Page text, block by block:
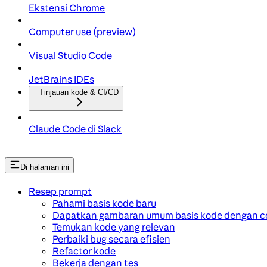
Ekstensi Chrome
Computer use (preview)
Visual Studio Code
JetBrains IDEs
Tinjauan kode & CI/CD
Claude Code di Slack
Di halaman ini
Resep prompt
Pahami basis kode baru
Dapatkan gambaran umum basis kode dengan
Temukan kode yang relevan
Perbaiki bug secara efisien
Refactor kode
Bekerja dengan tes